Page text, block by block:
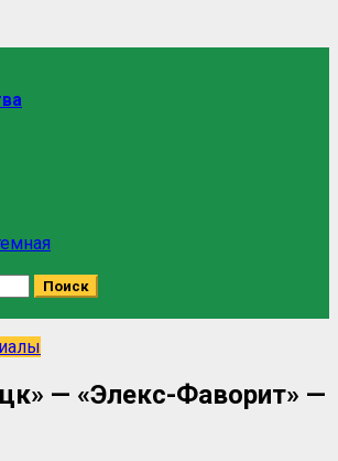
— «Элекс-Фаворит» —